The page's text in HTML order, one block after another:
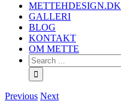
METTEHDESIGN.DK
GALLERI
BLOG
KONTAKT
OM METTE
Previous Next